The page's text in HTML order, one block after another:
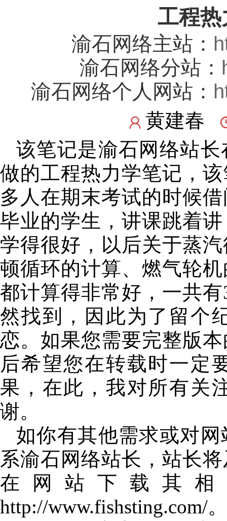
工程
渝石网络主站：
渝石网络分站：
渝石网络个人网站：
黄建春
该笔记是渝石网络站
做的工程热力学笔记，
多人在期末考试的时候
毕业的学生，讲课跳着
学得很好，以后关于蒸
顿循环的计算、燃气轮
都计算得非常好，一共
然找到，因此为了留个
恋。如果您需要完整版
后希望您在转载时一定
果，在此，我对所有关
谢。
如你有其他需求或对
系渝石网络站长，站长
在网站下载其
http://www.fishsting.com/。